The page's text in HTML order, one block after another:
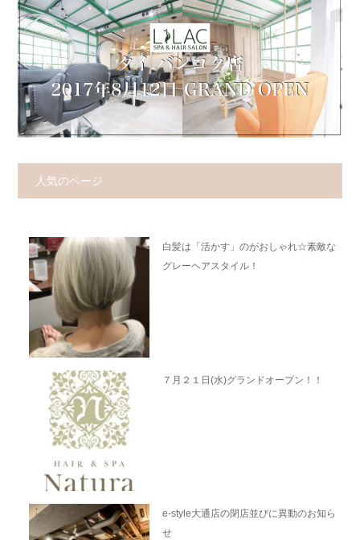
人気のページ
白髪は「活かす」のがおしゃれ☆素敵な
グレーヘアスタイル！
７月２１日(水)グランドオープン！！
e-style大通店の閉店並びに異動のお知ら
せ